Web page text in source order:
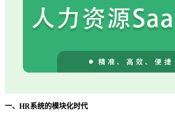
一、 HR系统的模块化时代